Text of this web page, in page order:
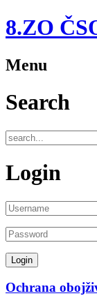
8.ZO
Menu
Search
Login
Ochrana